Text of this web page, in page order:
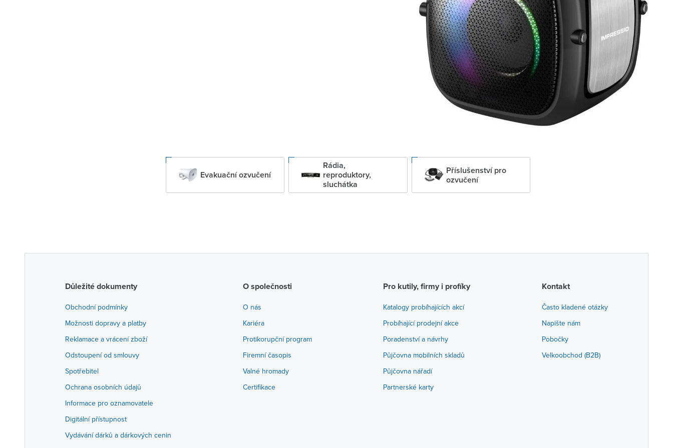
Evakuační ozvučení
Rádia,
reproduktory,
sluchátka
Příslušenství pro
ozvučení
Důležité dokumenty
Obchodní podmínky
Možnosti dopravy a platby
Reklamace a vrácení zboží
Odstoupení od smlouvy
Spotřebitel
Ochrana osobních údajů
Informace pro oznamovatele
Digitální přístupnost
Vydávání dárků a dárkových cenin
O společnosti
O nás
Kariéra
Protikorupční program
Firemní časopis
Valné hromady
Certifikace
Pro kutily, firmy i profíky
Katalogy probíhajících akcí
Probíhající prodejní akce
Poradenství a návrhy
Půjčovna mobilních skladů
Půjčovna nářadí
Partnerské karty
Kontakt
Často kladené otázky
Napište nám
Pobočky
Velkoobchod (B2B)